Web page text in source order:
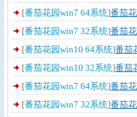
[番茄花园win7 64系统]番茄
[番茄花园win7 32系统]番茄
[番茄花园win10 64系统]番茄
[番茄花园win10 32系统]番茄
[番茄花园win7 64系统]番茄
[番茄花园win7 32系统]番茄